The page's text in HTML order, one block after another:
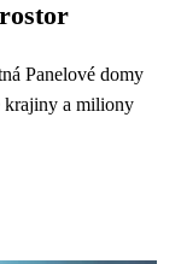
Panelové domy
krajiny a miliony